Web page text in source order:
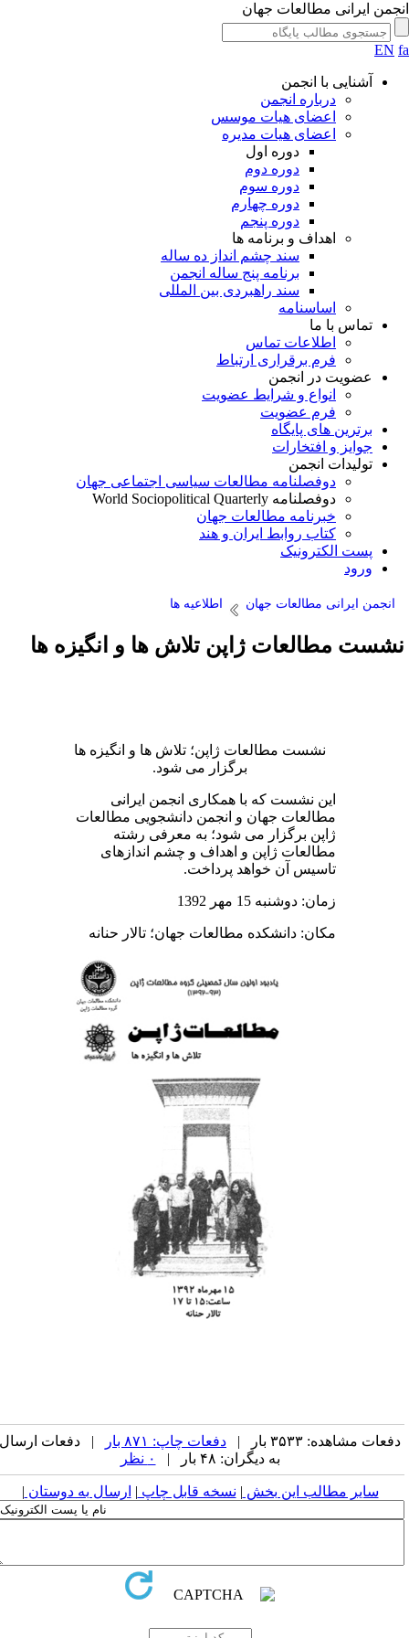
ایرانی مطالعات جهان
EN
آشنایی با انجمن
درباره انجمن
اعضای هیات موسس
اعضای هیات مدیره
دوره اول
دوره دوم
دوره سوم
دوره چهارم
دوره پنجم
اهداف و برنامه ها
سند چشم انداز ده ساله
برنامه پنج ساله انجمن
سند راهبردی بین المللی
اساسنامه
تماس با ما
اطلاعات تماس
فرم برقراری ارتباط
عضویت در انجمن
انواع و شرایط عضویت
فرم عضویت
برترین های پایگاه
جوایز و افتخارات
تولیدات انجمن
دوفصلنامه مطالعات سیاسی اجتماعی جهان
دوفصلنامه World Sociopolitical Quarterly
خبرنامه مطالعات جهان
کتاب روابط ایران و هند
پست الکترونیک
ورود
انجمن ایرانی مطالعات جهان اطلاعیه ها
مطالعات ژاپن تلاش ها و انگیزه ها
نشست مطالعات ژاپن؛ تلاش ها و انگیزه ها
برگزار می شود.
این نشست که با همکاری انجمن ایرانی
مطالعات جهان و انجمن دانشجویی مطالعات
ژاپن برگزار می شود؛ به معرفی رشته
مطالعات ژاپن و اهداف و چشم اندازهای
تاسیس آن خواهد پرداخت.
زمان: دوشنبه 15 مهر 1392
مکان: دانشکده مطالعات جهان؛ تالار حنانه
دفعات مشاهده: ۳۵۳۳ بار | دفعات چاپ: ۸۷۱ بار
| دفعات ارسال
به دیگران: ۴۸ بار |
سایر مطالب این بخش | نسخه قابل چاپ| ارسال به دوستان|